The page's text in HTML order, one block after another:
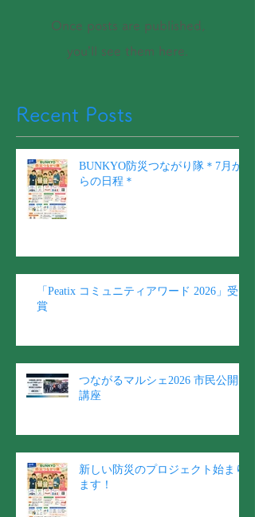
Once posts are published,
you’ll see them here.
Recent Posts
BUNKYO防災つながり隊＊7月か
らの日程＊
「Peatix コミュニティアワード 2026」受
賞
つながるマルシェ2026 市民公開
講座
新しい防災のプロジェクト始まり
ます！